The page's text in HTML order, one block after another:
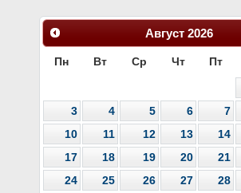
Август 2026
Пн Вт Ср Чт Пт
3
4 5 6 7
10
11 12 13 14
17
18 19 20 21
24
25 26 27 28